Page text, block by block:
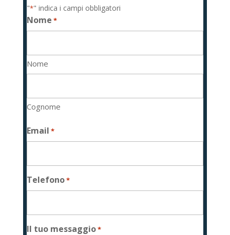
"*" indica i campi obbligatori
Nome *
Nome
Cognome
Email *
Telefono*
Il tuo messaggio*